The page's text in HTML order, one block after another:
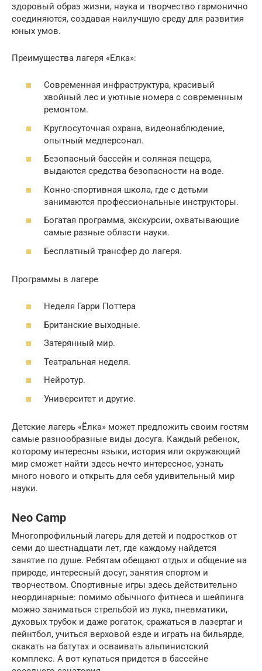
здоровый образ жизни, наука и творчество гармонично
соединяются, создавая наилучшую среду для развития
юных умов.
Преимущества лагеря «Елка»:
Современная инфраструктура, красивый
хвойный лес и уютные номера с современным
ремонтом.
Круглосуточная охрана, видеонаблюдение,
опытный медперсонал.
Безопасный бассейн и соляная пещера,
выдаются средства безопасности на воде.
Конно-спортивная школа, где с детьми
занимаются профессиональные инструкторы.
Богатая программа, экскурсии, охватывающие
самые разные области науки.
Бесплатный трансфер до лагеря.
Программы в лагере
Неделя Гарри Поттера
Британские выходные.
Затерянный мир.
Театральная неделя.
Нейротур.
Университет и другие.
Детские лагерь «Ёлка» может предложить своим гостям
самые разнообразные виды досуга. Каждый ребенок,
которому интересны языки, история или окружающий
мир сможет найти здесь нечто интересное, узнать
много нового и открыть для себя удивительный мир
науки.
Neo Camp
Многопрофильный лагерь для детей и подростков от
семи до шестнадцати лет, где каждому найдется
занятие по душе. Ребятам обещают отдых и общение на
природе, интересный досуг, занятия спортом и
творчеством. Спортивные игры здесь действительно
неординарные: помимо обычного фитнеса и шейпинга
можно заниматься стрельбой из лука, пневматики,
духовых трубок и даже рогаток, сражаться в лазертаг и
пейнтбол, учиться верховой езде и играть на бильярде,
скакать на батутах и осваивать альпинистский
комплекс. А вот купаться придется в бассейне